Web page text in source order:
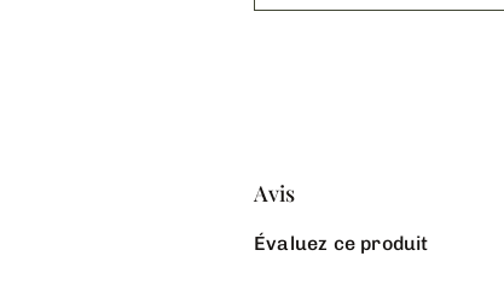
Avis
Évaluez ce produit